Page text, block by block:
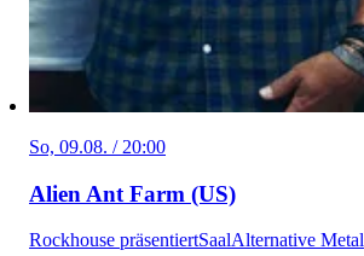
So, 09.08. / 20:00
Alien Ant Farm (US)
Rockhouse präsentiertSaalAlternative Metal